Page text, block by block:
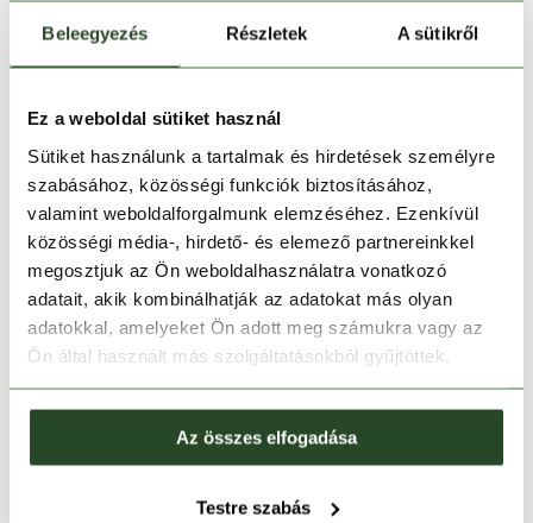
Beleegyezés Részletek A sütikről
Ez a weboldal sütiket használ
Sütiket használunk a tartalmak és hirdetések személyre
szabásához, közösségi funkciók biztosításához,
valamint weboldalforgalmunk elemzéséhez. Ezenkívül
közösségi média-, hirdető- és elemező partnereinkkel
megosztjuk az Ön weboldalhasználatra vonatkozó
adatait, akik kombinálhatják az adatokat más olyan
adatokkal, amelyeket Ön adott meg számukra vagy az
Ön által használt más szolgáltatásokból gyűjtöttek.
Az összes elfogadása
Testre szabás
9 990 Ft
7 990 Ft
S M
27 990 Ft
14 990 Ft
CSAK ONLINE